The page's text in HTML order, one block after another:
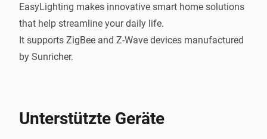
EasyLighting makes innovative smart home solutions
that help streamline your daily life.
It supports ZigBee and Z-Wave devices manufactured
Unterstützte Geräte